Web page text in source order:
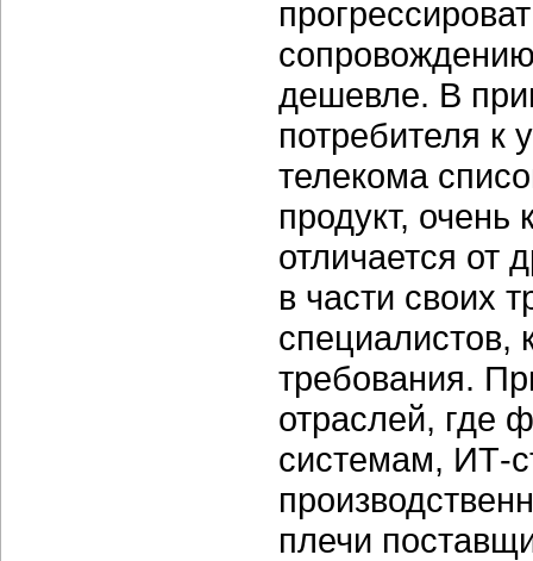
дешевле. В
потребителя к
телекома
продукт,
отличается от
в части своих
специалистов,
требования.
отраслей, где
системам, ИТ-
плечи